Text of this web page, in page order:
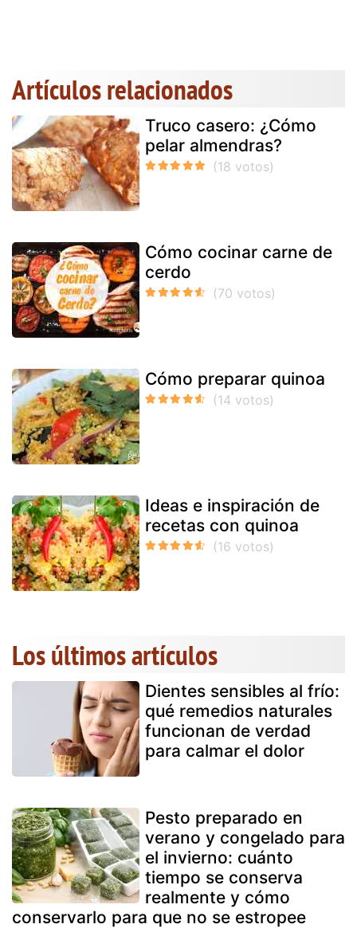
Artículos relacionados
Truco casero: ¿Cómo
pelar almendras?
Cómo cocinar carne de
cerdo
Cómo preparar quinoa
Ideas e inspiración de
recetas con quinoa
Los últimos artículos
Dientes sensibles al frío:
qué remedios naturales
funcionan de verdad
para calmar el dolor
Pesto preparado en
verano y congelado para
el invierno: cuánto
tiempo se conserva
realmente y cómo
conservarlo para que no se estropee